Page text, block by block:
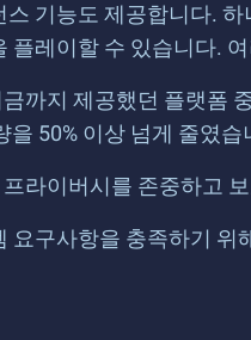
기능도 제공합니다.
플레이할 수 있습니다.
까지 제공했던 플랫폼
을 50% 이상 넘게 줄였
라이버시를 존중하고
요구사항을 충족하기 위